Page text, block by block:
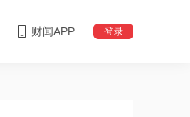
财闻APP 登录